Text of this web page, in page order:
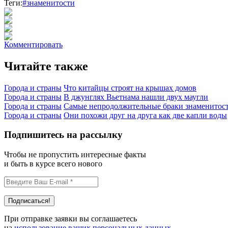
Теги:#знаменитости
Комментировать
Читайте также
Города и страны Что китайцы строят на крышах домов
Города и страны В джунглях Вьетнама нашли двух маугли
Города и страны Самые непродолжительные браки
Города и страны Они похожи друг на друга как две капли воды
Подпишитесь на рассылку
Чтобы не пропустить интересные факты
и быть в курсе всего нового
При отправке заявки вы соглашаетесь